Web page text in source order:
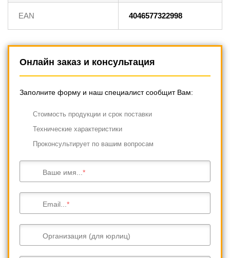
EAN 4046577322998
Онлайн заказ и консультация
Заполните форму и наш специалист сообщит Вам:
Cтоимость продукции и срок поставки
Технические характеристики
Проконсультирует по вашим вопросам
Ваше имя...
Email...
Организация (для юрлиц)